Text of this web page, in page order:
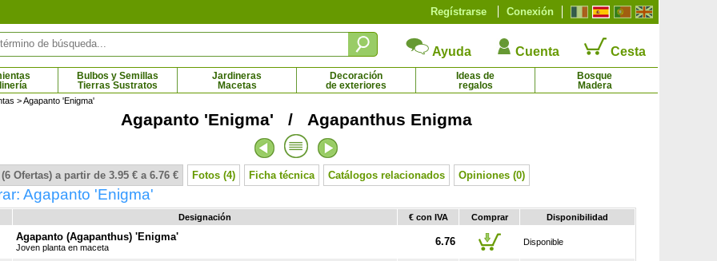
Conexión
Regístrarse
Ayuda Cuenta Cesta
Bulbos y Semillas
Tierras Sustratos
Jardineras
Macetas
Decoración
de exteriores
Ideas de
regalos
Bosque
Madera
> Agapanto 'Enigma'
Agapanto 'Enigma' / Agapanthus Enigma
Ofertas) a partir de 3.95 € a 6.76 € Fotos (4) Ficha técnica Catálogos relacionados Opiniones (0)
Agapanto 'Enigma'
Designación € con IVA Comprar Disponibilidad
Agapanto (Agapanthus) 'Enigma'
Joven planta en maceta 6.76 Disponible